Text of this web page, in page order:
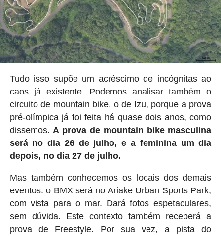
Tudo isso supõe um acréscimo de incógnitas ao
caos já existente. Podemos analisar também o
circuito de mountain bike, o de Izu, porque a prova
pré-olímpica já foi feita há quase dois anos, como
dissemos.A prova de mountain bike masculina
será no dia 26 de julho, e a feminina um dia
depois, no dia 27 de julho.
Mas também conhecemos os locais dos demais
eventos: o BMX será no Ariake Urban Sports Park,
com vista para o mar. Dará fotos espetaculares,
sem dúvida. Este contexto também receberá a
prova de Freestyle. Por sua vez, a pista do